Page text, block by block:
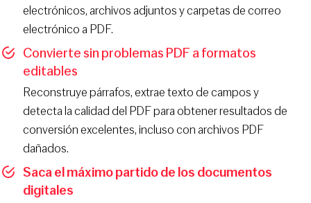
electrónicos, archivos adjuntos y carpetas de correo
electrónico a PDF.
Convierte sin problemas PDF a formatos
editables
Reconstruye párrafos, extrae texto de campos y
detecta la calidad del PDF para obtener resultados de
conversión excelentes, incluso con archivos PDF
dañados.
Saca el máximo partido de los documentos
digitales